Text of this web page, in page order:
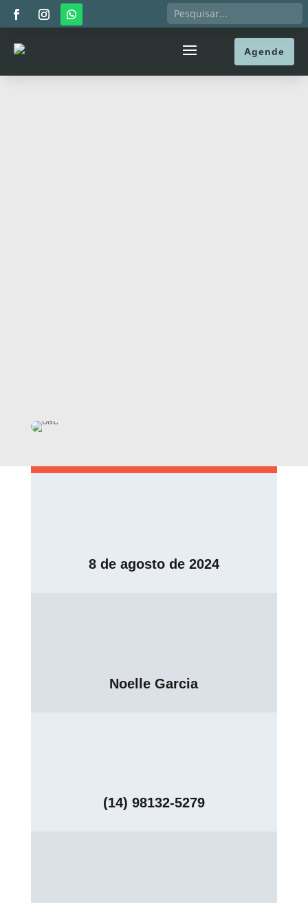
Agende
8 de agosto de 2024
Noelle Garcia
(14) 98132-5279